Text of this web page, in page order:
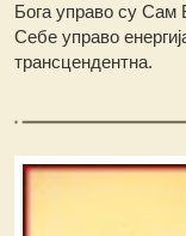
Бога управо су Сам
Себе управо
трансцендентна.